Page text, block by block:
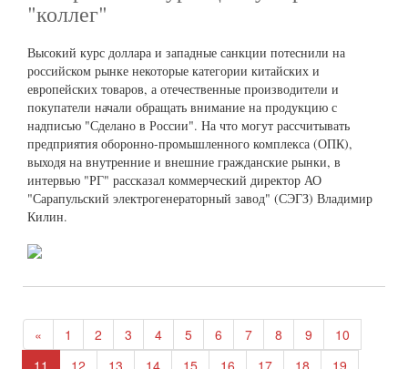
"коллег"
Высокий курс доллара и западные санкции потеснили на
российском рынке некоторые категории китайских и
европейских товаров, а отечественные производители и
покупатели начали обращать внимание на продукцию с
надписью "Сделано в России". На что могут рассчитывать
предприятия оборонно-промышленного комплекса (ОПК),
выходя на внутренние и внешние гражданские рынки, в
интервью "РГ" рассказал коммерческий директор АО
"Сарапульский электрогенераторный завод" (СЭГЗ) Владимир
Килин.
« 1 2 3 4 5 6 7 8 9
10